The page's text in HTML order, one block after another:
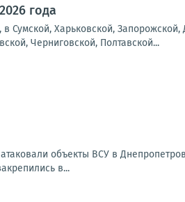
года
Харьковской, Запорожской,
Черниговской, Полтавской...
объекты ВСУ в
в...